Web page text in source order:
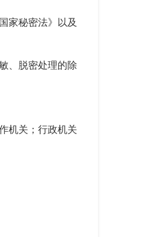
家秘密法》以及
、脱密处理的除
机关；行政机关